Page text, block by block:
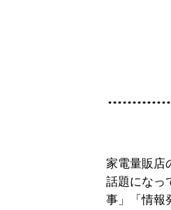
家電量販店
話題になっ
事」「情報